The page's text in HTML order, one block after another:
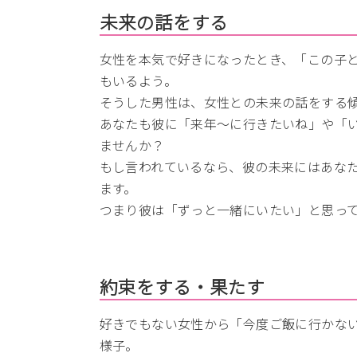
未来の話をする
女性を本気で好きになったとき、「この子
もいるよう。
そうした男性は、女性との未来の話をする
あなたも彼に「来年～に行きたいね」や「
ませんか？
もし言われているなら、彼の未来にはあ
ます。
つまり彼は「ずっと一緒にいたい」と思っ
約束をする・果たす
好きでもない女性から「今度ご飯に行かな
様子。